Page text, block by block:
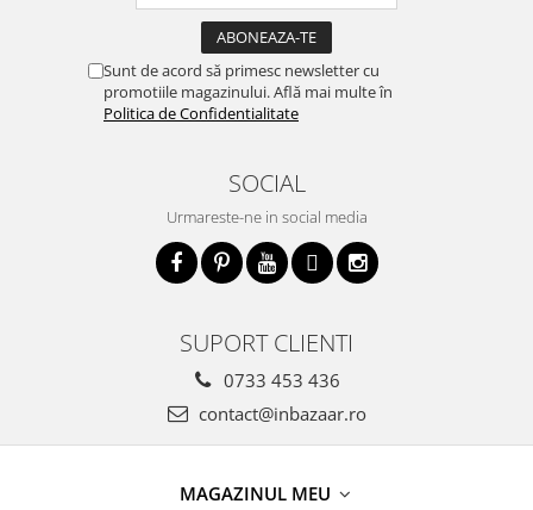
Sunt de acord să primesc newsletter cu
promotiile magazinului. Află mai multe în
Politica de Confidentialitate
SOCIAL
Urmareste-ne in social media
SUPORT CLIENTI
0733 453 436
contact@inbazaar.ro
MAGAZINUL MEU